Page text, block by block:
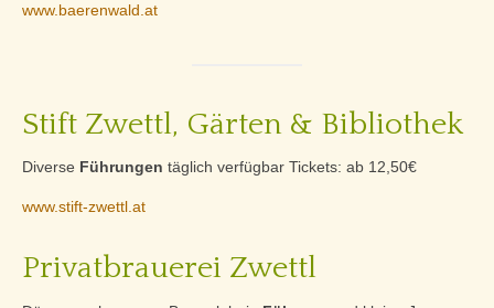
www.baerenwald.at
Stift Zwettl, Gärten & Bibliothek
Diverse Führungen täglich verfügbar Tickets: ab 12,50€
www.stift-zwettl.at
Privatbrauerei Zwettl